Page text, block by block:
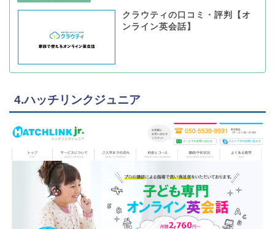
クラウティの口コミ・評判【オ
ンライン英会話】
4.ハッチリンクジュニア